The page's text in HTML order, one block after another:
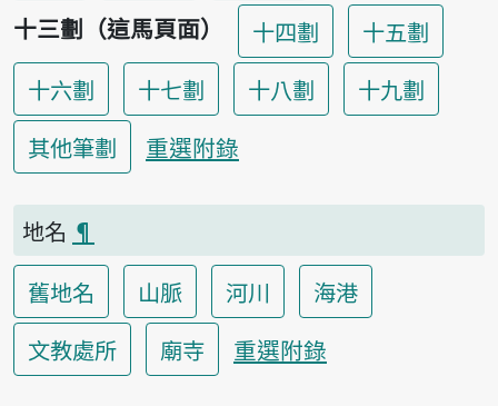
十三劃（這馬頁面）
十四劃
十五劃
十六劃
十七劃 十八劃
十九劃
其他筆劃
重選附錄
地名 ¶
舊地名
山脈 河川
海港
文教處所
廟寺 重選附錄